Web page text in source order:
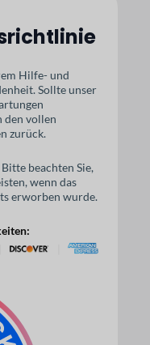
Hilfe- und
Sollte unser
den vollen
zurück.
beachten Sie,
wenn das
erworben wurde.